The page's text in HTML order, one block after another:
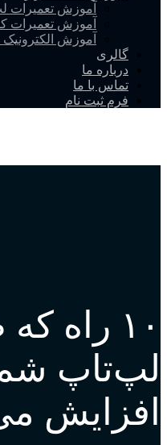
آموزش تعمیرات
آموزش تعمیرات
آموزش الکترونیک
گالری
درباره ما
تماس با ما
فرم ثبت نام
۱۰ راه
لپ‌تاپ شما
افزایش